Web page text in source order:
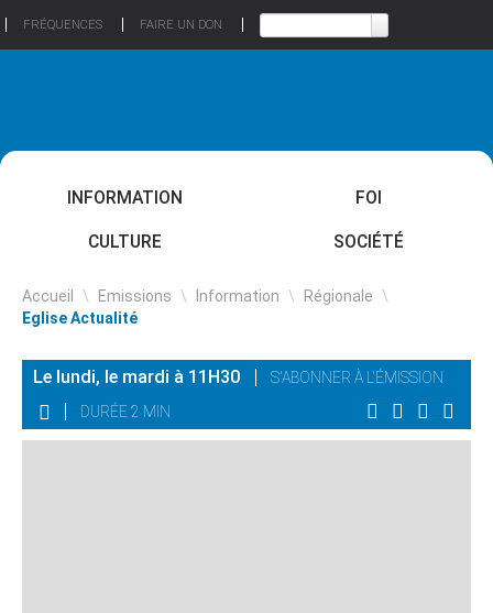
FRÉQUENCES FAIRE UN DON
INFORMATION FOI
CULTURE SOCIÉTÉ
Accueil \ Emissions \ Information \ Régionale \
Eglise Actualité
Le lundi, le mardi à 11H30
S'ABONNER À L'ÉMISSION
DURÉE 2 MIN